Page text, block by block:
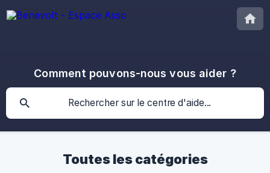
Comment pouvons-nous vous aider ?
Toutes les catégories